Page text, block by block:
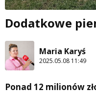
Dodatkowe
Maria Karyś
2025.05.08 11:49
Ponad 12 milionów